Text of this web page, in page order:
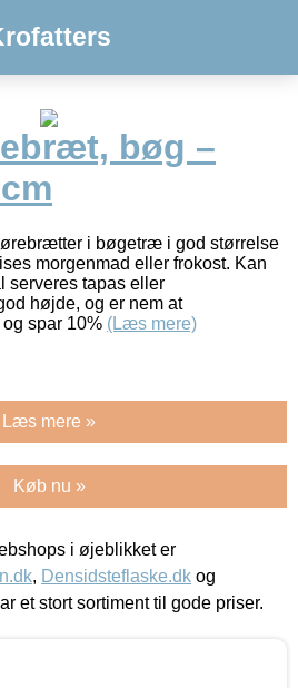
bøg –
i bøgetræ i god størrelse
morgenmad eller frokost. Kan
serveres tapas eller
højde, og er nem at
spar 10% (Læs mere)
Læs mere »
Køb nu »
i øjeblikket er
, Densidsteflaske.dk og
et stort sortiment til gode priser.